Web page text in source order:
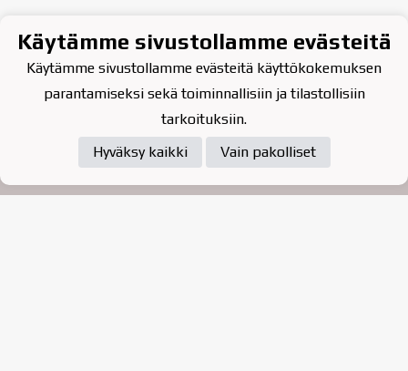
Tietosuojaseloste
Käytämme sivustollamme evästeitä
Käytämme sivustollamme evästeitä käyttökokemuksen
parantamiseksi sekä toiminnallisiin ja tilastollisiin
tarkoituksiin.
Hyväksy kaikki
Vain pakolliset